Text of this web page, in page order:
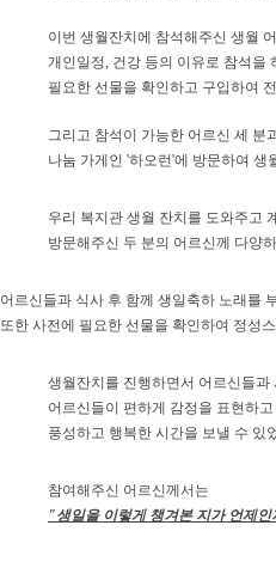
이번 생월잔치에 참석해주신 생월
개인일정, 건강 등의 이유로 참석을
필요한 선물을 확인하고 구입하여
그리고 참석이 가능한 어르신 세 분
나눔 가게인 '하오런'에 방문하여 생
우리 복지관 생월 잔치를 도와주고
방문해주신 두 분의 어르신께 다양
어르신들과 식사 후 함께 생일축하 노래를
또한 사전에 필요한 선물을 확인하여 정성
생월잔치를 진행하면서 어르신들
어르신들이 편하게 감정을 표현하
풍성하고 행복한 시간을 보낼 수 있
참여해주신 어르신께서는
"생일을 이렇게 챙겨본 지가 언제